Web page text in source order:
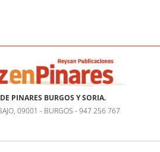
PINARES BURGOS Y SORIA.
09001 - BURGOS - 947 256 767